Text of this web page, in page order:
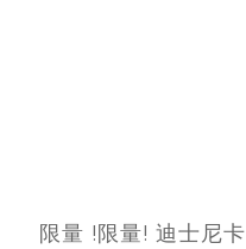
限量 !限量! 迪士尼卡